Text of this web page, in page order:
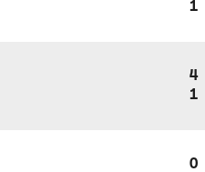
1
4
1
0